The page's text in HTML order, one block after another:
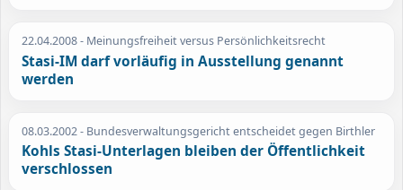
22.04.2008- Meinungsfreiheit versus Persönlichkeitsrecht
Stasi-IM darf vorläufig in Ausstellung genannt
werden
08.03.2002- Bundesverwaltungsgericht entscheidet gegen Birthler
Kohls Stasi-Unterlagen bleiben der Öffentlichkeit
verschlossen